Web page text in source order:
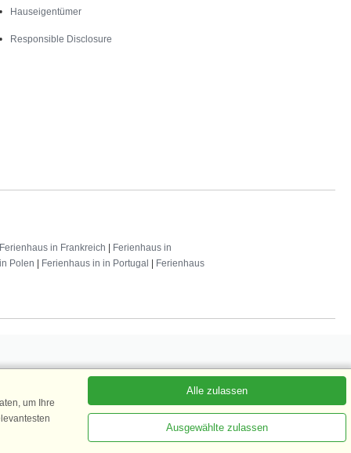
Hauseigentümer
Responsible Disclosure
Ferienhaus in Frankreich | Ferienhaus in
Polen | Ferienhaus in in Portugal | Ferienhaus
um Ihre
Alle zulassen
Ausgewählte zulassen